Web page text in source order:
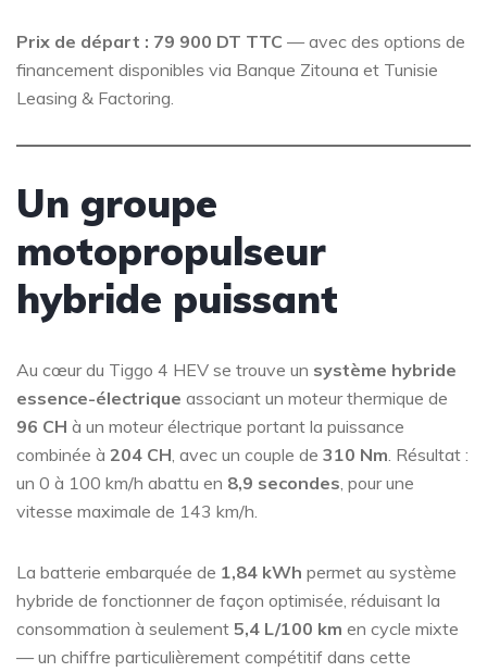
Prix de départ : 79 900 DT TTC — avec des options de
financement disponibles via Banque Zitouna et Tunisie
Leasing & Factoring.
Un groupe
motopropulseur
hybride puissant
Au cœur du Tiggo 4 HEV se trouve un système hybride
essence-électrique associant un moteur thermique de
96 CH à un moteur électrique portant la puissance
combinée à 204 CH , avec un couple de 310 Nm . Résultat :
un 0 à 100 km/h abattu en 8,9 secondes , pour une
vitesse maximale de 143 km/h.
La batterie embarquée de 1,84 kWh permet au système
hybride de fonctionner de façon optimisée, réduisant la
consommation à seulement 5,4 L/100 km en cycle mixte
— un chiffre particulièrement compétitif dans cette